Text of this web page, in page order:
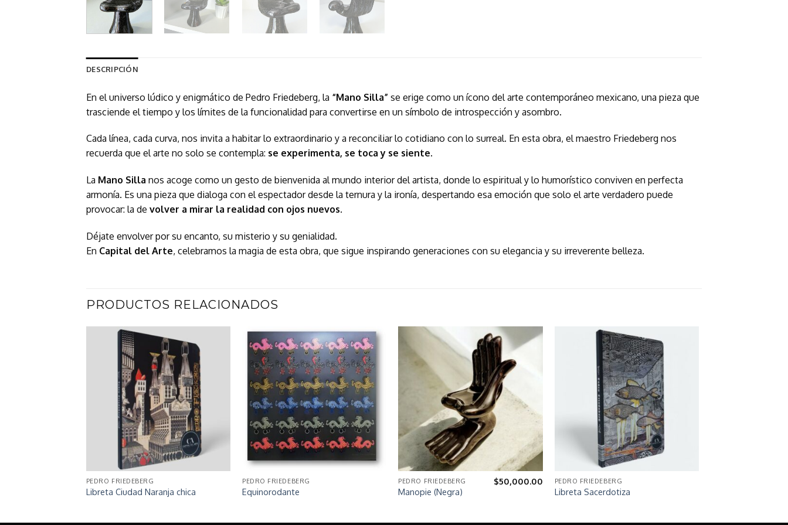
DESCRIPCIÓN
En el universo lúdico y enigmático de Pedro Friedeberg, la “Mano Silla” se erige como un ícono del arte contemporáneo mexicano, una pieza que
trasciende el tiempo y los límites de la funcionalidad para convertirse en un símbolo de introspección y asombro.
Cada línea, cada curva, nos invita a habitar lo extraordinario y a reconciliar lo cotidiano con lo surreal. En esta obra, el maestro Friedeberg nos
recuerda que el arte no solo se contempla: se experimenta, se toca y se siente.
La Mano Silla nos acoge como un gesto de bienvenida al mundo interior del artista, donde lo espiritual y lo humorístico conviven en perfecta
armonía. Es una pieza que dialoga con el espectador desde la ternura y la ironía, despertando esa emoción que solo el arte verdadero puede
provocar: la de volver a mirar la realidad con ojos nuevos.
Déjate envolver por su encanto, su misterio y su genialidad.
En Capital del Arte, celebramos la magia de esta obra, que sigue inspirando generaciones con su elegancia y su irreverente belleza.
PRODUCTOS RELACIONADOS
PEDRO FRIEDEBERG
Libreta Ciudad Naranja chica
PEDRO FRIEDEBERG
Equinorodante
PEDRO FRIEDEBERG
Manopie (Negra)
$50,000.00 PEDRO FRIEDEBERG
Libreta Sacerdotiza